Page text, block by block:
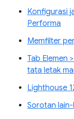
Konfigurasi
Performa
Memfilter
Tab Elemen
tata letak
Lighthouse
Sorotan lain-